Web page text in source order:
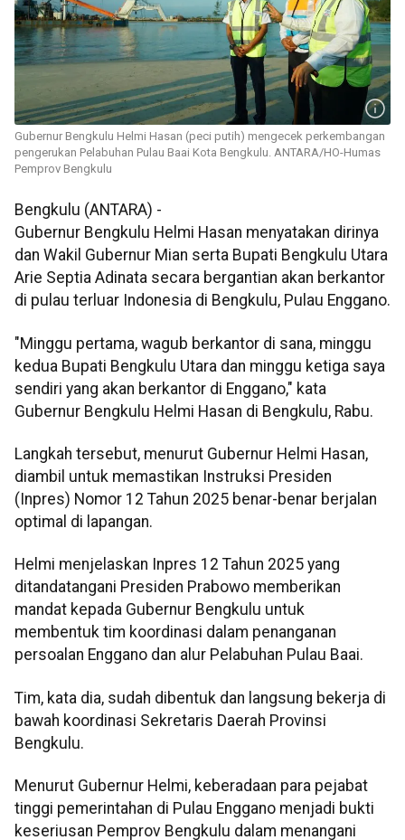
Gubernur Bengkulu Helmi Hasan (peci putih) mengecek perkembangan
pengerukan Pelabuhan Pulau Baai Kota Bengkulu. ANTARA/HO-Humas
Pemprov Bengkulu
Bengkulu (ANTARA) -
Gubernur Bengkulu Helmi Hasan menyatakan dirinya
dan Wakil Gubernur Mian serta Bupati Bengkulu Utara
Arie Septia Adinata secara bergantian akan berkantor
di pulau terluar Indonesia di Bengkulu, Pulau Enggano.
"Minggu pertama, wagub berkantor di sana, minggu
kedua Bupati Bengkulu Utara dan minggu ketiga saya
sendiri yang akan berkantor di Enggano," kata
Gubernur Bengkulu Helmi Hasan di Bengkulu, Rabu.
Langkah tersebut, menurut Gubernur Helmi Hasan,
diambil untuk memastikan Instruksi Presiden
(Inpres) Nomor 12 Tahun 2025 benar-benar berjalan
optimal di lapangan.
Helmi menjelaskan Inpres 12 Tahun 2025 yang
ditandatangani Presiden Prabowo memberikan
mandat kepada Gubernur Bengkulu untuk
membentuk tim koordinasi dalam penanganan
persoalan Enggano dan alur Pelabuhan Pulau Baai.
Tim, kata dia, sudah dibentuk dan langsung bekerja di
bawah koordinasi Sekretaris Daerah Provinsi
Bengkulu.
Menurut Gubernur Helmi, keberadaan para pejabat
tinggi pemerintahan di Pulau Enggano menjadi bukti
keseriusan Pemprov Bengkulu dalam menangani